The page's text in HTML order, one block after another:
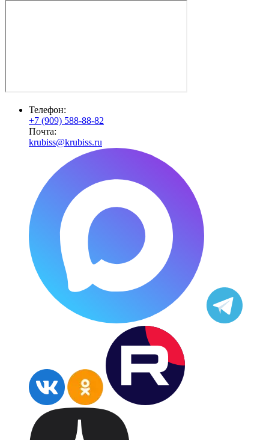
Телефон:
+7 (909) 588-88-82
Почта:
krubiss@krubiss.ru